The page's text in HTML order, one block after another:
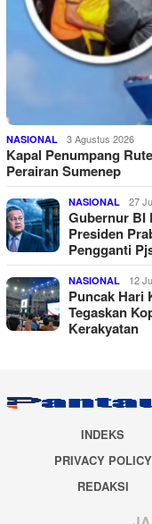
NASIONAL 3 Agustus 2026
Kapal Penumpang
Perairan Sumenep
NASIONAL 27
Gubernur BI
Presiden
Pengganti
NASIONAL 12
Puncak Hari
Tegaskan
Kerakyatan
INDEKS
PRIVACY POLICY
REDAKSI